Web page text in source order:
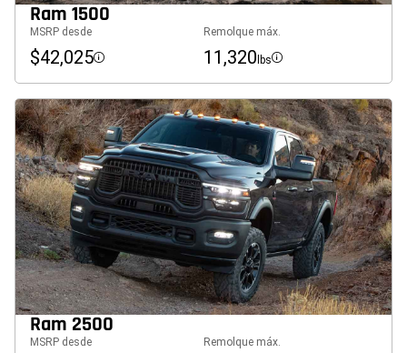
Ram 1500
MSRP desde
$42,025 Disclosure
Remolque máx.
11,320 lbs Disclosure
Ram 2500
MSRP desde Remolque máx.